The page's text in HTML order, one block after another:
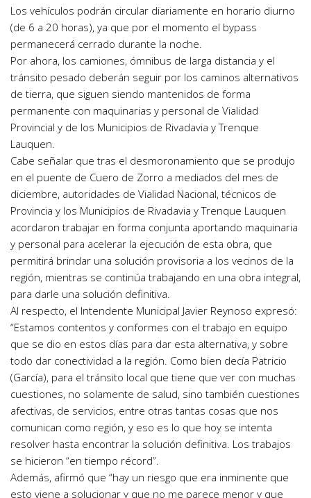
Los vehículos podrán circular diariamente en horario diurno
(de 6 a 20 horas), ya que por el momento el bypass
permanecerá cerrado durante la noche.
Por ahora, los camiones, ómnibus de larga distancia y el
tránsito pesado deberán seguir por los caminos alternativos
de tierra, que siguen siendo mantenidos de forma
permanente con maquinarias y personal de Vialidad
Provincial y de los Municipios de Rivadavia y Trenque
Lauquen.
Cabe señalar que tras el desmoronamiento que se produjo
en el puente de Cuero de Zorro a mediados del mes de
diciembre, autoridades de Vialidad Nacional, técnicos de
Provincia y los Municipios de Rivadavia y Trenque Lauquen
acordaron trabajar en forma conjunta aportando maquinaria
y personal para acelerar la ejecución de esta obra, que
permitirá brindar una solución provisoria a los vecinos de la
región, mientras se continúa trabajando en una obra integral,
para darle una solución definitiva.
Al respecto, el Intendente Municipal Javier Reynoso expresó:
“Estamos contentos y conformes con el trabajo en equipo
que se dio en estos días para dar esta alternativa, y sobre
todo dar conectividad a la región. Como bien decía Patricio
(García), para el tránsito local que tiene que ver con muchas
cuestiones, no solamente de salud, sino también cuestiones
afectivas, de servicios, entre otras tantas cosas que nos
comunican como región, y eso es lo que hoy se intenta
resolver hasta encontrar la solución definitiva. Los trabajos
se hicieron “en tiempo récord”.
Además, afirmó que “hay un riesgo que era inminente que
esto viene a solucionar y que no me parece menor y que